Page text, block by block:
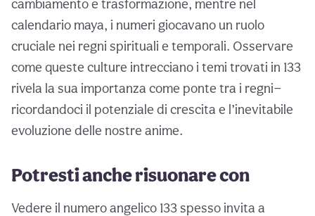
cambiamento e trasformazione, mentre nel
calendario maya, i numeri giocavano un ruolo
cruciale nei regni spirituali e temporali. Osservare
come queste culture intrecciano i temi trovati in 133
rivela la sua importanza come ponte tra i regni—
ricordandoci il potenziale di crescita e l’inevitabile
evoluzione delle nostre anime.
Potresti anche risuonare con
Vedere il numero angelico 133 spesso invita a